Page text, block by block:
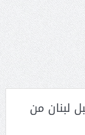
لبنان من